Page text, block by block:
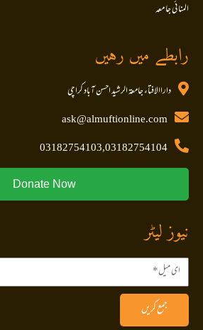
المنا ئی جا معہ
رابطے میں رہیں
داراالافتاء جامعۃ الرشید احسن آباد کراچی
ask@almuftionline.com
03182754103,03182754104
Donate Now
نیوز لیٹر
جمع کریں